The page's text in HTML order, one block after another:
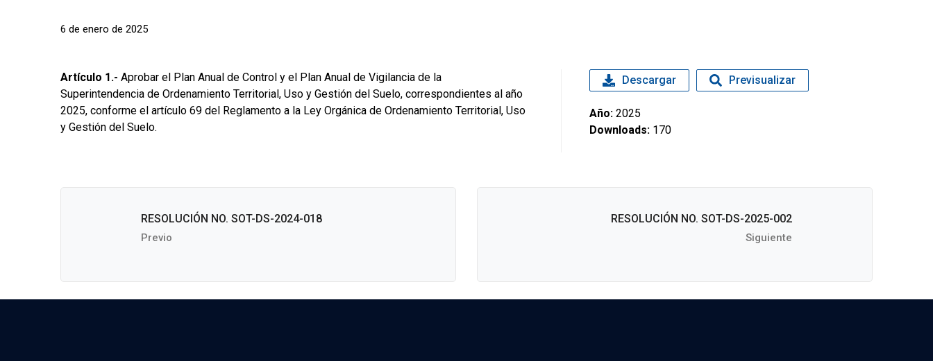
6 de enero de 2025
Artículo 1.- Aprobar el Plan Anual de Control y el Plan Anual de Vigilancia de la
Superintendencia de Ordenamiento Territorial, Uso y Gestión del Suelo, correspondientes al año
2025, conforme el artículo 69 del Reglamento a la Ley Orgánica de Ordenamiento Territorial, Uso
y Gestión del Suelo.
Descargar Previsualizar
Año:2025
Downloads: 170
RESOLUCIÓN NO. SOT-DS-2024-018
Previo
RESOLUCIÓN NO. SOT-DS-2025-002
Siguiente